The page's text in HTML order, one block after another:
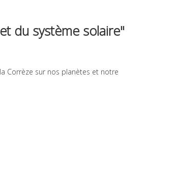
du système solaire"
Corrèze sur nos planètes et notre